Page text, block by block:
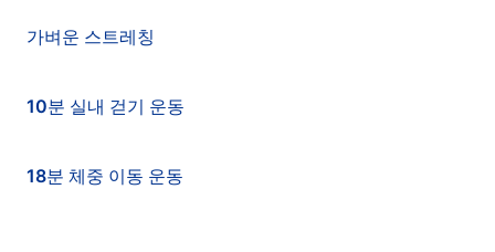
가벼운 스트레칭
10분 실내 걷기 운동
18분 체중 이동 운동